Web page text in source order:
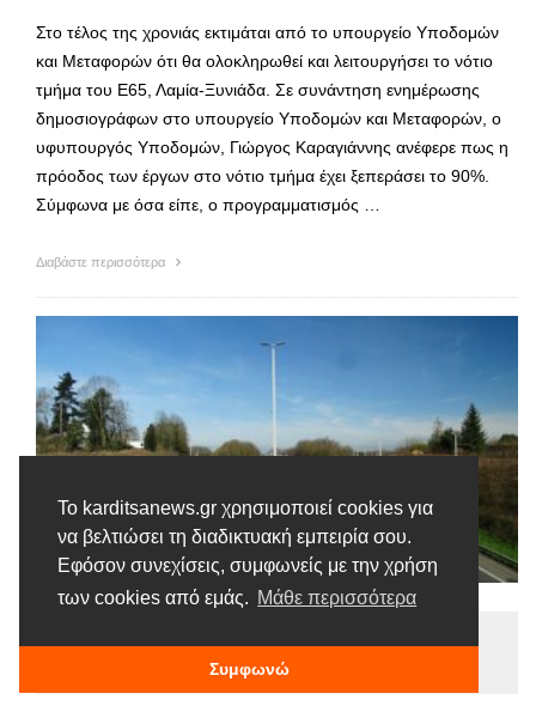
Το karditsanews.gr χρησιμοποιεί cookies για
να βελτιώσει τη διαδικτυακή εμπειρία σου.
Εφόσον συνεχίσεις, συμφωνείς με την χρήση
των cookies από εμάς. Μάθε περισσότερα
Συμφωνώ
Στο τέλος της χρονιάς εκτιμάται από το υπουργείο Υποδομών
και Μεταφορών ότι θα ολοκληρωθεί και λειτουργήσει το νότιο
τμήμα του Ε65, Λαμία-Ξυνιάδα. Σε συνάντηση ενημέρωσης
δημοσιογράφων στο υπουργείο Υποδομών και Μεταφορών, ο
υφυπουργός Υποδομών, Γιώργος Καραγιάννης ανέφερε πως η
πρόοδος των έργων στο νότιο τμήμα έχει ξεπεράσει το 90%.
Σύμφωνα με όσα είπε, ο προγραμματισμός …
Διαβάστε περισσότερα
Νότιο Τμήμα